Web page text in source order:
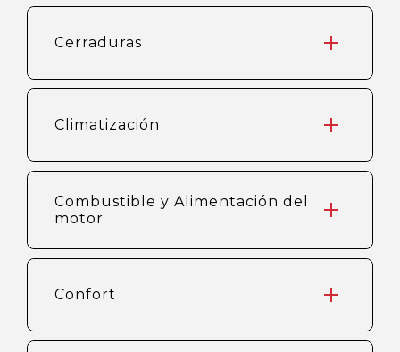
Cerraduras
Climatización
Combustible y Alimentación del
motor
Confort